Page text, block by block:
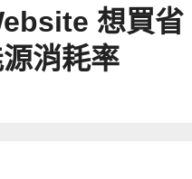
想買省
消耗率